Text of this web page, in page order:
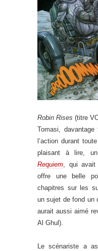
Robin Rises (titre
Tomasi,
l’action durant
plaisant à lire,
Requiem, qui avait
offre une belle
chapitres sur les
un sujet de fond un
aurait aussi aimé
Al Ghul).
Le scénariste a